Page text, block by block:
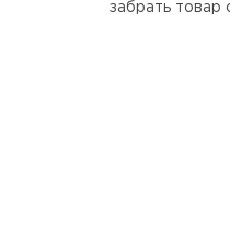
забрать товар